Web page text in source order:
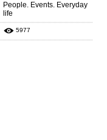
People. Events. Everyday
life
5977